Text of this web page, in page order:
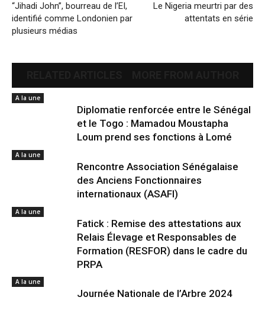
“Jihadi John”, bourreau de l’EI,
identifié comme Londonien par
plusieurs médias
Le Nigeria meurtri par des
attentats en série
A la une
Diplomatie renforcée entre le Sénégal
et le Togo : Mamadou Moustapha
Loum prend ses fonctions à Lomé
A la une
Rencontre Association Sénégalaise
des Anciens Fonctionnaires
internationaux (ASAFI)
A la une
Fatick : Remise des attestations aux
Relais Élevage et Responsables de
Formation (RESFOR) dans le cadre du
PRPA
A la une
Journée Nationale de l’Arbre 2024